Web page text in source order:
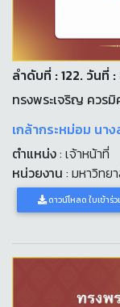
ลำดับที่ : 122. วันที่
ทรงพระเจริญ ควร
เกล้ากระหม่อม น
ตำแหน่ง: เจ้าหน้าที่
หน่วยงาน : มหาวิทย
ดาวน์โหลด ใบเข้าร่